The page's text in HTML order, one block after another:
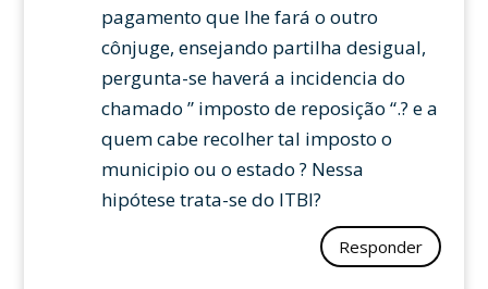
pagamento que lhe fará o outro
cônjuge, ensejando partilha desigual,
pergunta-se haverá a incidencia do
chamado ” imposto de reposição “.? e a
quem cabe recolher tal imposto o
municipio ou o estado ? Nessa
hipótese trata-se do ITBI?
Responder